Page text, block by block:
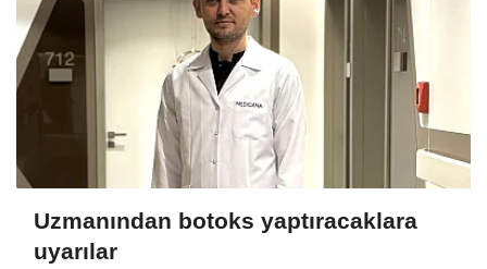
Uzmanından botoks yaptıracaklara
uyarılar